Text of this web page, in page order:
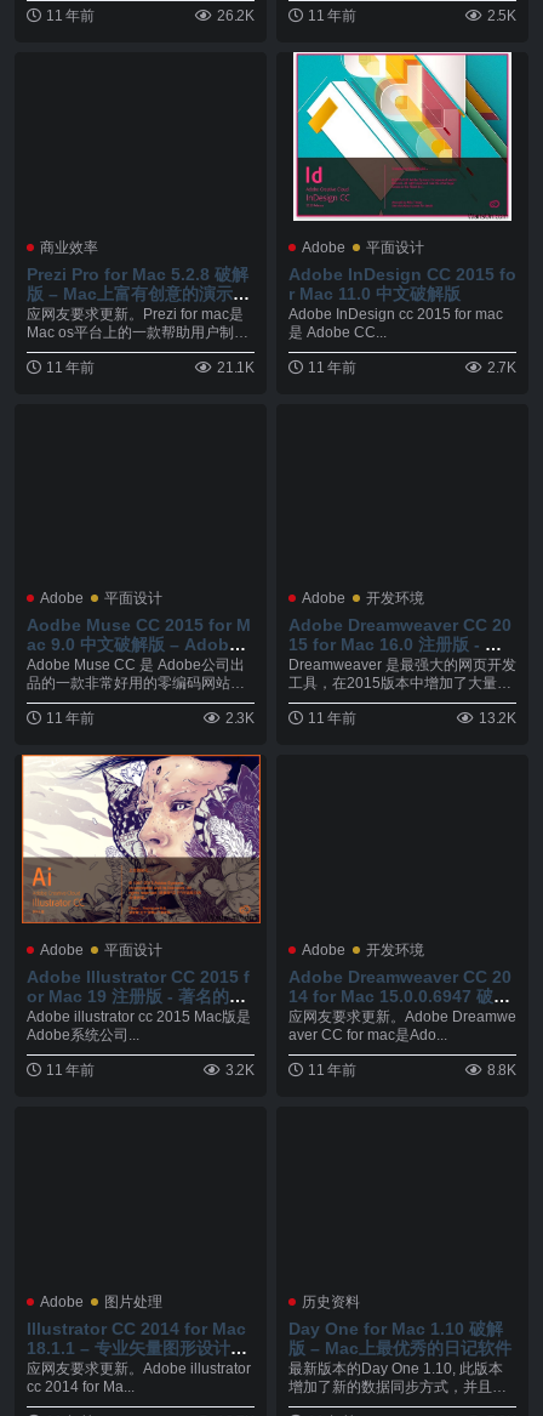
11 年前 26.2K
11 年前
2.5K
商业效率
Prezi Pro for Mac 5.2.8 破解
版 – Mac上富有创意的演示文
稿制作软件
应网友要求更新。Prezi for mac是
Mac os平台上的一款帮助用户制
作...
11 年前
21.1K
Adobe 平面设计
Adobe InDesign CC 2015 fo
r Mac 11.0 中文破解版
Adobe InDesign cc 2015 for mac
是 Adobe CC...
11 年前 2.7K
Adobe 平面设计
Aodbe Muse CC 2015 for M
ac 9.0 中文破解版 – Adobe出
品的无需编码的网站制作工具
Adobe Muse CC 是 Adobe公司出
品的一款非常好用的零编码网站制
作...
11 年前
2.3K
Adobe 开发环境
Adobe Dreamweaver CC 20
15 for Mac 16.0 注册版 - 网
页设计者必备的软件之一
Dreamweaver 是最强大的网页开发
工具，在2015版本中增加了大量新
的特...
11 年前
13.2K
Adobe 平面设计
Adobe Illustrator CC 2015 f
or Mac 19 注册版 - 著名的矢
量图形软件
Adobe illustrator cc 2015 Mac版是
Adobe系统公司...
11 年前 3.2K
Adobe 开发环境
Adobe Dreamweaver CC 20
14 for Mac 15.0.0.6947 破解
版 – 最强大的网页开发工具
应网友要求更新。Adobe Dreamwe
aver CC for mac是Ado...
11 年前 8.8K
Adobe 图片处理
Illustrator CC 2014 for Mac
18.1.1 – 专业矢量图形设计软
件
应网友要求更新。Adobe illustrator
cc 2014 for Ma...
历史资料
Day One for Mac 1.10 破解
版 – Mac上最优秀的日记软件
最新版本的Day One 1.10, 此版本
增加了新的数据同步方式，并且完
美支持...